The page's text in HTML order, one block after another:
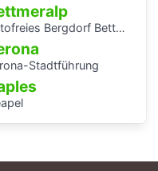
Bergdorf Bettmeralp
Stadtführung